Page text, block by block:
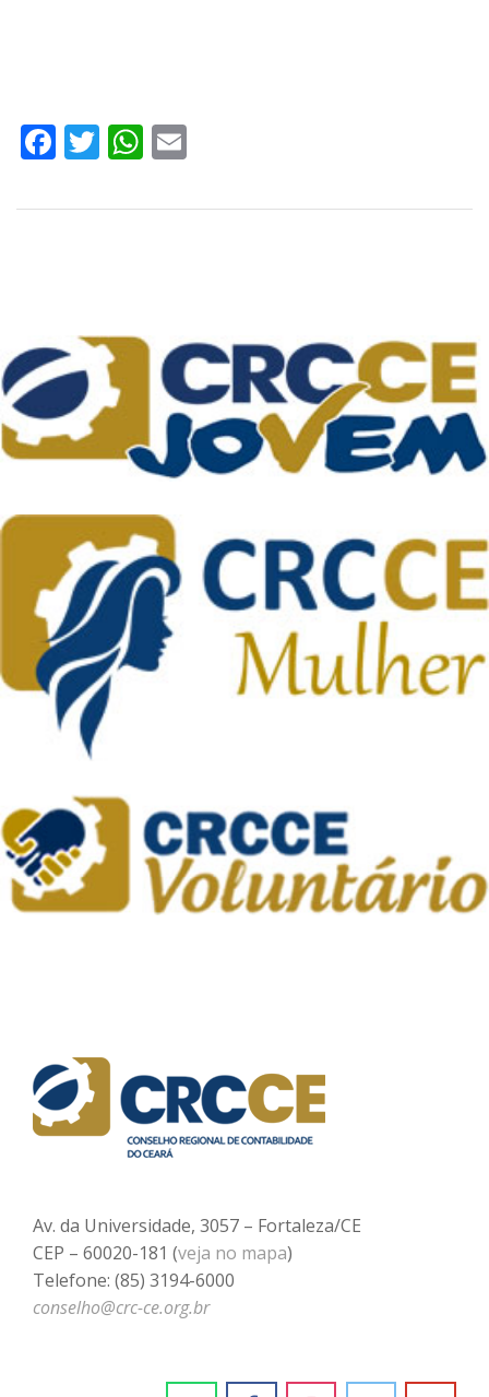
Facebook
TwitterWhatsApp
Av. da Universidade, 3057 – Fortaleza/CE
CEP – 60020-181 (veja no mapa)
Telefone: (85) 3194-6000
conselho@crc-ce.org.br